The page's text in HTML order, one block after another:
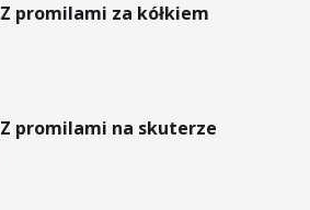
Z promilami za kółkiem
Z promilami na skuterze